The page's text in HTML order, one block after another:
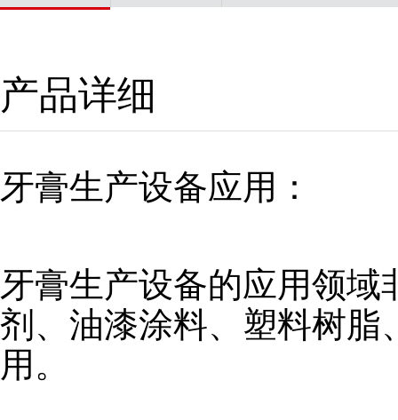
产品详细
牙膏生产设备应用：
牙膏生产设备的应用领
剂、油漆涂料、塑料树脂
用。